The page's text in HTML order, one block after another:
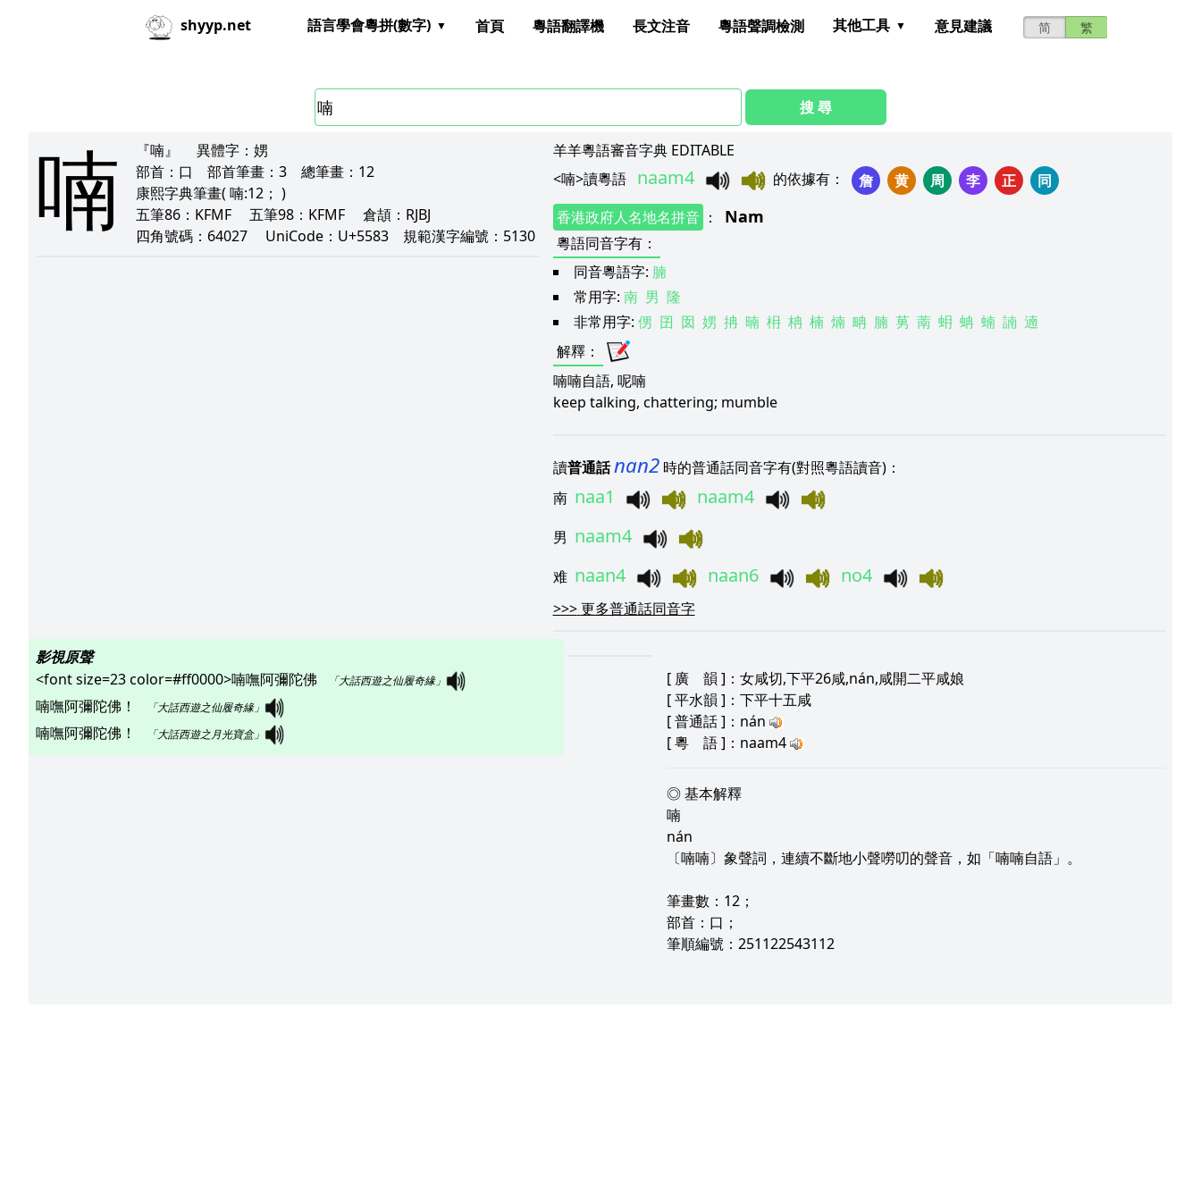
shyyp.net 简 繁
語言學會粵拼(數字) 首頁 粵語翻譯機 長文注音 粵語聲調檢測 其他工具 意見建議
搜 尋
喃 『喃』 異體字： 娚
部首： 口 部首筆畫： 3 總筆畫： 12
康熙字典筆畫( 喃:12； )
五筆86： KFMF 五筆98： KFMF 倉頡： RJBJ
四角號碼： 64027 UniCode： U+5583 規範漢字編號： 5130
羊羊粵語審音字典 EDITABLE
<喃>讀粵語 naam4 的依據有： 詹 黄 周 李 正
同
香港政府人名地名拼音 ： Nam
粵語同音字有：
同音粵語字: 腩
常用字: 南 男 隆
非常用字: 侽 囝 囡 娚 抩 暔 枏 柟 楠 煵 畘 腩 莮 萳 蚦 蚺 蝻 諵 遖
解釋：
喃喃自語, 呢喃
keep talking, chattering; mumble
讀普通話 nan2 時的普通話同音字有(對照粵語讀音)：
南 naa1 naam4
男 naam4
难 naan4 naan6 no4
>>> 更多普通話同音字
影視原聲
<font size=23 color=#ff0000>喃嘸阿彌陀佛
「大話西遊之仙履奇緣」
喃嘸阿彌陀佛！ 「大話西遊之仙履奇緣」
喃嘸阿彌陀佛！ 「大話西遊之月光寶盒」
[ 廣 韻 ]：女咸切,下平26咸,nán,咸開二平咸娘
[平水韻 ]：下平十五咸
[普通話]：nán
[粵 語]：naam4
◎ 基本解釋
喃
nán
〔喃喃〕象聲詞，連續不斷地小聲嘮叨的聲音，如「喃喃自語」。
筆畫數：12；
部首：口；
筆順編號：251122543112